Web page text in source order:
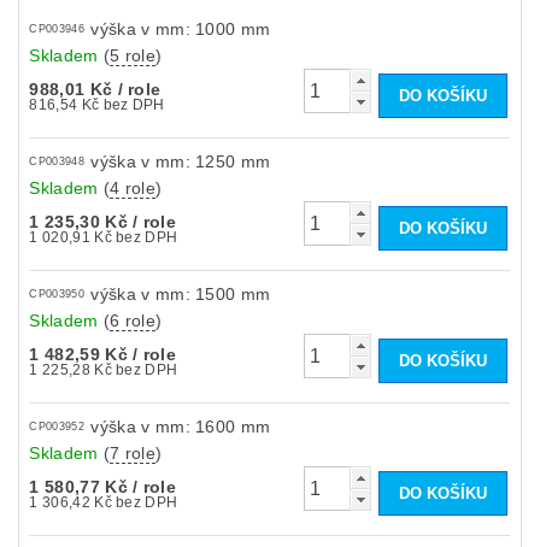
CP003946 výška v mm: 1000 mm
Skladem (5 role)
988,01 Kč / role
816,54 Kč bez DPH
CP003948 výška v mm: 1250 mm
Skladem (4 role)
1 235,30 Kč/ role
1 020,91 Kč bez DPH
CP003950 výška v mm: 1500 mm
Skladem (6 role)
1 482,59 Kč/ role
1 225,28 Kč bez DPH
CP003952 výška v mm: 1600 mm
Skladem (7 role)
1 580,77 Kč/ role
1 306,42 Kč bez DPH